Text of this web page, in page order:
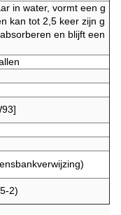
in water, vormt een g
kan tot 2,5 keer zijn g
en blijft een
2)